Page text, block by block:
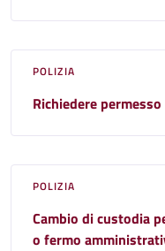
POLIZIA
Richiedere
POLIZIA
Cambio di custodia
o fermo